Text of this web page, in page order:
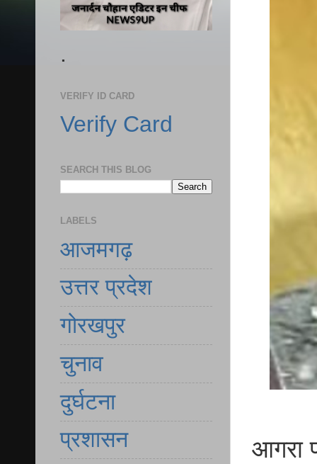
आगरा
.
VERIFY ID CARD
Verify Card
SEARCH THIS BLOG
LABELS
आजमगढ़
उत्तर प्रदेश
गोरखपुर
चुनाव
दुर्घटना
प्रशासन